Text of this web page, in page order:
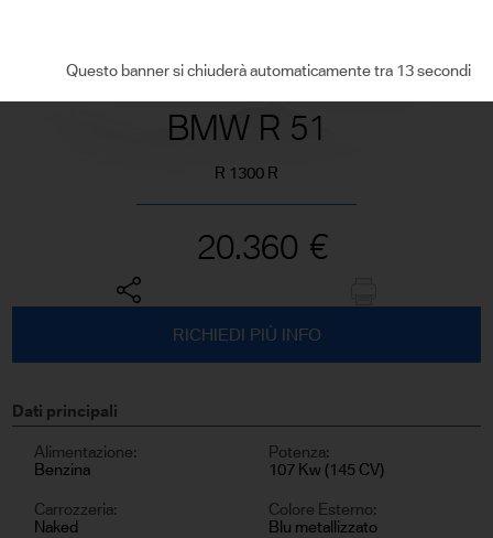
Questo banner si chiuderà automaticamente tra 13 secondi
BMW R 51
R 1300 R
20.360 €
RICHIEDI PIÙ INFO
Dati principali
Alimentazione:
Benzina
Potenza:
107 Kw (145 CV)
Carrozzeria:
Naked
Colore Esterno:
Blu metallizzato